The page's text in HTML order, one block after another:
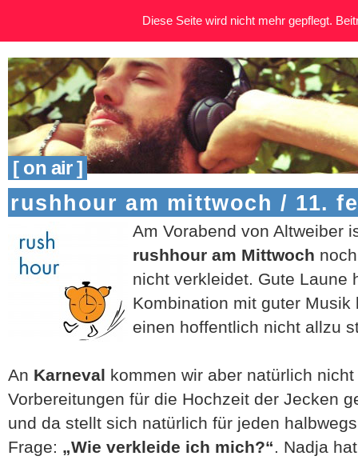
[ on air ]
rushhour am mittwoch / 11.
Am Vorabend von Altweiber
rushhour am Mittwoch
nicht verkleidet. Gute Laune
Kombination mit guter
einen hoffentlich nicht allzu
An Karneval kommen wir aber natürlich
Vorbereitungen für die Hochzeit der Jecken
und da stellt sich natürlich für jeden
Frage: „Wie verkleide ich mich?“. Nadja
Diese Seite wird nicht mehr gepflegt.